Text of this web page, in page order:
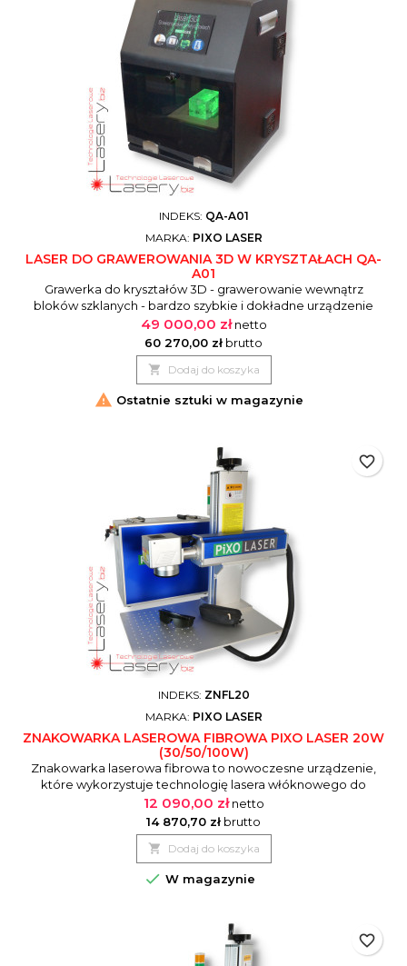
INDEKS: QA-A01
MARKA: PIXO LASER
LASER DO GRAWEROWANIA 3D W KRYSZTAŁACH QA-
A01
Grawerka do kryształów 3D - grawerowanie wewnątrz
bloków szklanych - bardzo szybkie i dokładne urządzenie
pracujące bezpośrednio z dedykowanego programu. Jest to
maszyna do grawerowania wewnętrznego, małe,
kompaktowe urządzenie przeznaczone do grawerowania
skomplikowanych wzorów na krysztale. Jedną z najbardziej
godnych uwagi cech wewnętrznej maszyny,...
49 000,00 zł netto
60 270,00 zł brutto
 Dodaj do koszyka
 Ostatnie sztuki w magazynie
INDEKS: ZNFL20
MARKA: PIXO LASER
ZNAKOWARKA LASEROWA FIBROWA PIXO LASER 20W
(30/50/100W)
Znakowarka laserowa fibrowa to nowoczesne urządzenie,
które wykorzystuje technologię lasera włóknowego do
precyzyjnego znakowania różnych materiałów. Dzięki swojej
wysokiej wydajności i dokładności, jest idealna do obróbki
metali, tworzyw sztucznych oraz innych powierzchni. Proces
znakowania odbywa się poprzez skupienie promienia
laserowego na powierzchni...
12 090,00 zł netto
14 870,70 zł brutto
 Dodaj do koszyka
 W magazynie
favorite_border
favorite_border